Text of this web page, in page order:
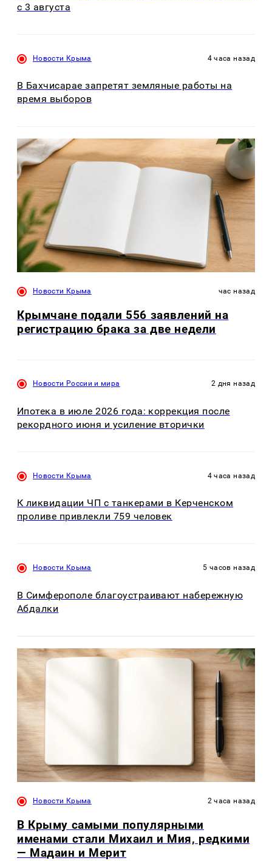
с 3 августа
Новости Крыма 4 часа назад
В Бахчисарае запретят земляные работы на
время выборов
Новости Крыма час назад
Крымчане подали 556 заявлений на
регистрацию брака за две недели
Новости России и мира 2 дня назад
Ипотека в июле 2026 года: коррекция после
рекордного июня и усиление вторички
Новости Крыма 4 часа назад
К ликвидации ЧП с танкерами в Керченском
проливе привлекли 759 человек
Новости Крыма 5 часов назад
В Симферополе благоустраивают набережную
Абдалки
Новости Крыма 2 часа назад
В Крыму самыми популярными
именами стали Михаил и Мия, редкими
— Мадаин и Мерит